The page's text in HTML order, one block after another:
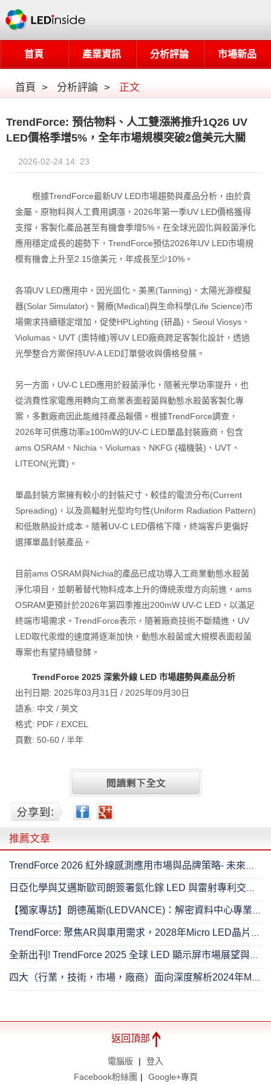
市場新品
分析評論
產業資訊
首頁
首頁 > 分析評論 > 正文
TrendForce: 預估物料、人工雙漲將推升1Q26 UV
LED價格季增5%，全年市場規模突破2億美元大關
2026-02-24 14: 23
根據TrendForce最新UV LED市場趨勢與產品分析，由於貴
金屬、原物料與人工費用調漲，2026年第一季UV LED價格獲得
支撐，客製化產品甚至有機會季增5%。在全球光固化與殺菌淨化
應用穩定成長的趨勢下，TrendForce預估2026年UV LED市場規
模有機會上升至2.15億美元，年成長至少10%。
各項UV LED應用中，因光固化、美黑(Tanning)、太陽光源模擬
器(Solar Simulator)、醫療(Medical)與生命科學(Life Science)市
場需求持續穩定增加，促使HPLighting (研晶)、Seoul Viosys、
Violumas、UVT (奧特維)等UV LED廠商跨足客製化設計，透過
光學整合方案保持UV-A LED訂單營收與價格發展。
另一方面，UV-C LED應用於殺菌淨化，隨著光學功率提升，也
從消費性家電應用轉向工商業表面殺菌與動態水殺菌客製化專
案，多數廠商因此能維持產品報價。根據TrendForce調查，
2026年可供應功率≥100mW的UV-C LED單晶封裝廠商，包含
ams OSRAM、Nichia、Violumas、NKFG (福機裝)、UVT、
LITEON(光寶)。
單晶封裝方案擁有較小的封裝尺寸、較佳的電流分布(Current
Spreading)，以及高輻射光型均勻性(Uniform Radiation Pattern)
和低散熱設計成本。隨著UV-C LED價格下降，終端客戶更偏好
選擇單晶封裝產品。
目前ams OSRAM與Nichia的產品已成功導入工商業動態水殺菌
淨化項目，並朝著替代物料成本上升的傳統汞燈方向前進，ams
OSRAM更預計於2026年第四季推出200mW UV-C LED，以滿足
終端市場需求。TrendForce表示，隨著廠商技術不斷精進，UV
LED取代汞燈的速度將逐漸加快，動態水殺菌或大規模表面殺菌
專案也有望持續發酵。
TrendForce 2025 深紫外線 LED 市場趨勢與產品分析
出刊日期: 2025年03月31日 / 2025年09月30日
語系: 中文 / 英文
格式: PDF / EXCEL
頁數: 50-60 / 半年
推薦文章
返回頂部
電腦版 |
登入
Facebook粉絲團 | Google+專頁